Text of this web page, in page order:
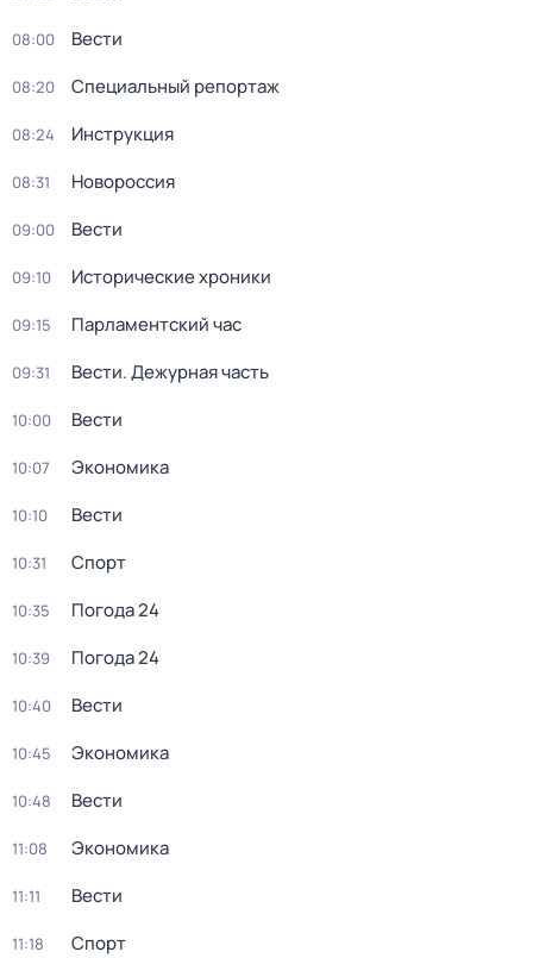
08:00 Вести
08:20 Специальный репортаж
08:24 Инструкция
08:31 Новороссия
09:00 Вести
09:10 Исторические хроники
09:15 Парламентский час
09:31 Вести. Дежурная часть
10:00 Вести
10:07 Экономика
10:10 Вести
10:31 Спорт
10:35 Погода 24
10:39 Погода 24
10:40 Вести
10:45 Экономика
10:48 Вести
11:08 Экономика
11:11 Вести
11:18 Спорт